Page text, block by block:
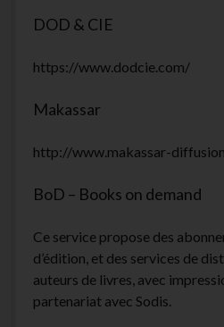
DOD & CIE
https://www.dodcie.com/
Makassar
http://www.makassar-
BoD – Books on demand
Ce service propose des
d’édition, et des services de
auteurs de livres, avec
partenariat avec Sodis.